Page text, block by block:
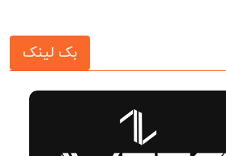
بک لینک